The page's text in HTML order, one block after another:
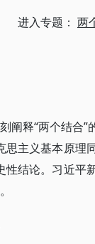
进入专题： 两
阐释“两个结合
主义基本原理
结论。习近平